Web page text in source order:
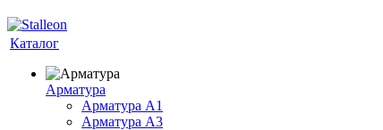
Каталог
Арматура
Арматура A1
Арматура А3